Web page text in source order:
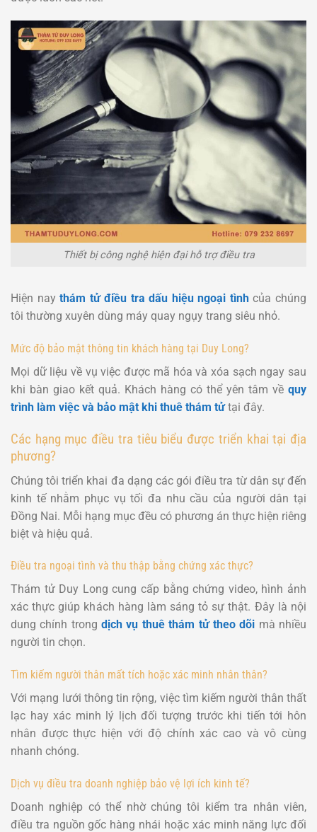
Thiết bị công nghệ hiện đại hỗ trợ điều tra
Hiện naythám tử điều tra dấu hiệu ngoại tìnhcủa chúng
tôi thường xuyên dùng máy quay ngụy trang siêu nhỏ.
Mức độ bảo mật thông tin khách hàng tại Duy Long?
Mọi dữ liệu về vụ việc được mã hóa và xóa sạch ngay sau
khi bàn giao kết quả. Khách hàng có thể yên tâm về quy
trình làm việc và bảo mật khi thuê thám tửtại đây.
Các hạng mục điều tra tiêu biểu được triển khai tại địa
phương?
Chúng tôi triển khai đa dạng các gói điều tra từ dân sự đến
kinh tế nhằm phục vụ tối đa nhu cầu của người dân tại
Đồng Nai. Mỗi hạng mục đều có phương án thực hiện riêng
biệt và hiệu quả.
Điều tra ngoại tình và thu thập bằng chứng xác thực?
Thám tử Duy Long cung cấp bằng chứng video, hình ảnh
xác thực giúp khách hàng làm sáng tỏ sự thật. Đây là nội
dung chính trongdịch vụ thuê thám tử theo dõi mà nhiều
người tin chọn.
Tìm kiếm người thân mất tích hoặc xác minh nhân thân?
Với mạng lưới thông tin rộng, việc tìm kiếm người thân thất
lạc hay xác minh lý lịch đối tượng trước khi tiến tới hôn
nhân được thực hiện với độ chính xác cao và vô cùng
nhanh chóng.
Dịch vụ điều tra doanh nghiệp bảo vệ lợi ích kinh tế?
Doanh nghiệp có thể nhờ chúng tôi kiểm tra nhân viên,
điều tra nguồn gốc hàng nhái hoặc xác minh năng lực đối